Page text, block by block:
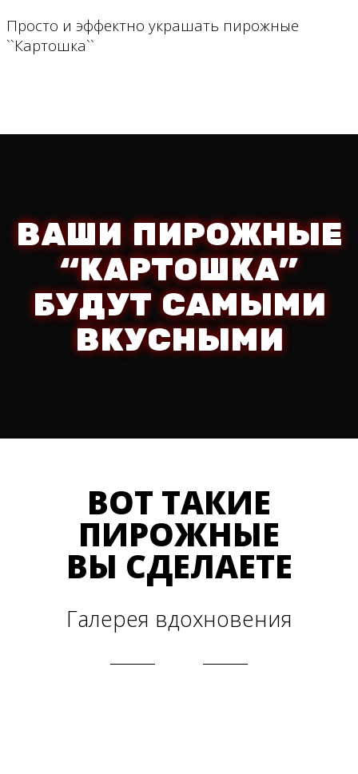
Просто и эффектно украшать пирожные
``Картошка``
ВАШИ ПИРОЖНЫЕ
“КАРТОШКА”
БУДУТ САМЫМИ
ВКУСНЫМИ
ВОТ ТАКИЕ
ПИРОЖНЫЕ
ВЫ СДЕЛАЕТЕ
Галерея вдохновения